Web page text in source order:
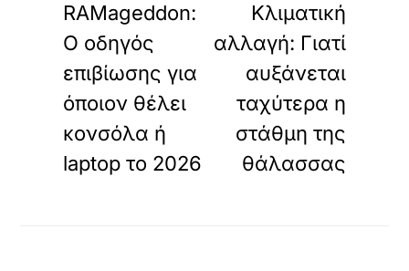
RAMageddon:
Ο οδηγός
επιβίωσης για
όποιον θέλει
κονσόλα ή
laptop το 2026
Κλιματική
αλλαγή: Γιατί
αυξάνεται
ταχύτερα η
στάθμη της
θάλασσας